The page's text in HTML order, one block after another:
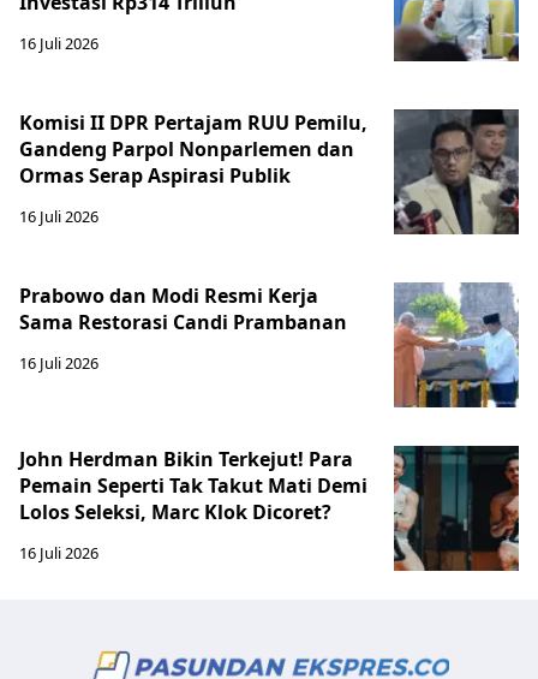
16 Juli 2026
Komisi II DPR Pertajam RUU Pemilu,
Gandeng Parpol Nonparlemen dan
Ormas Serap Aspirasi Publik
16 Juli 2026
Prabowo dan Modi Resmi Kerja
Sama Restorasi Candi Prambanan
16 Juli 2026
John Herdman Bikin Terkejut! Para
Pemain Seperti Tak Takut Mati Demi
Lolos Seleksi, Marc Klok Dicoret?
16 Juli 2026